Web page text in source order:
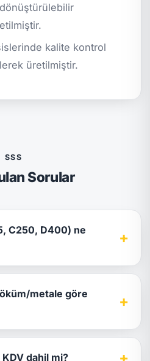
kalite kontrol
üretilmiştir.
SSS
Sorular
C250, D400) ne
+
metale göre
+
dahil mi?